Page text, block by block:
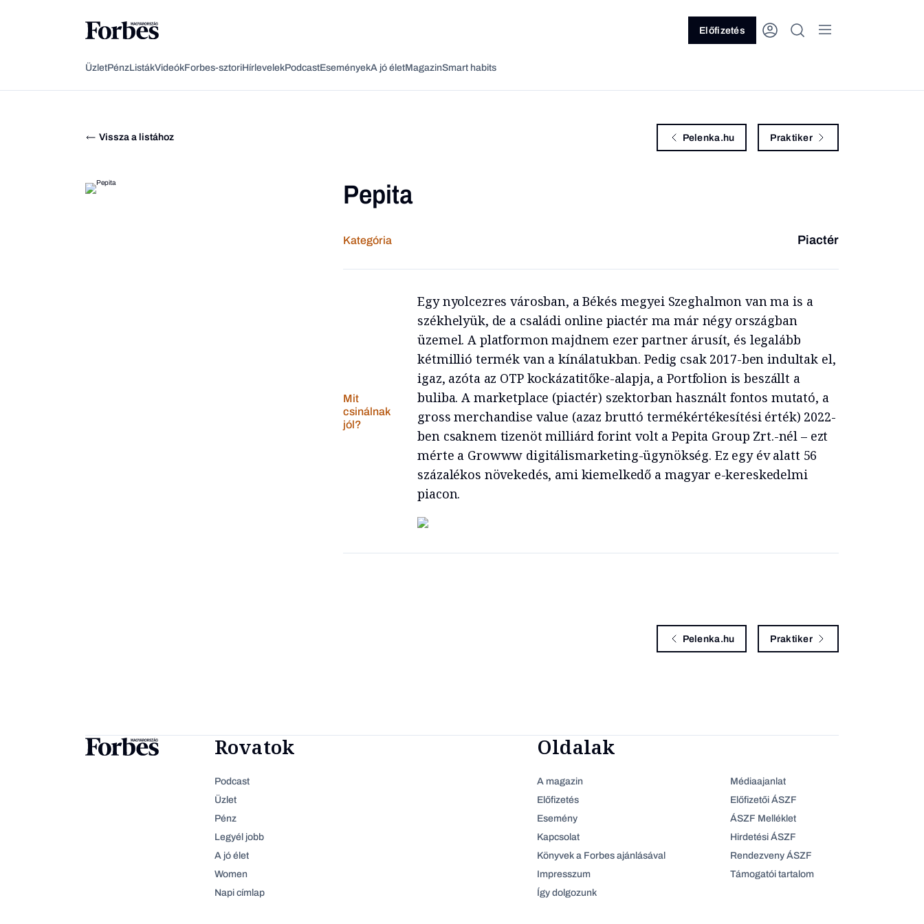
Vagy fedezze fel a következő témákat
Előfizetés
ÜzletPénzListákVideókForbes-sztoriHírlevelekPodcastEseményekA jó életMagazinSmart habits
Vissza a listához Pelenka.hu Praktiker
Pepita
Kategória Piactér
Mit
csinálnak
jól?
Egy nyolcezres városban, a Békés megyei Szeghalmon van ma is a
székhelyük, de a családi online piactér ma már négy országban
üzemel. A platformon majdnem ezer partner árusít, és legalább
kétmillió termék van a kínálatukban. Pedig csak 2017-ben indultak el,
igaz, azóta az OTP kockázatitőke-alapja, a Portfolion is beszállt a
buliba. A marketplace (piactér) szektorban használt fontos mutató, a
gross merchandise value (azaz bruttó termékértékesítési érték) 2022-
ben csaknem tizenöt milliárd forint volt a Pepita Group Zrt.-nél – ezt
mérte a Growww digitálismarketing-ügynökség. Ez egy év alatt 56
százalékos növekedés, ami kiemelkedő a magyar e-kereskedelmi
piacon.
Pelenka.hu Praktiker
Rovatok
Podcast
Üzlet
Pénz
Legyél jobb
A jó élet
Women
Napi címlap
Oldalak
A magazin
Előfizetés
Esemény
Kapcsolat
Könyvek a Forbes ajánlásával
Impresszum
Így dolgozunk
Médiaajanlat
Előfizetői ÁSZF
ÁSZF Melléklet
Hirdetési ÁSZF
Rendezveny ÁSZF
Támogatói tartalom